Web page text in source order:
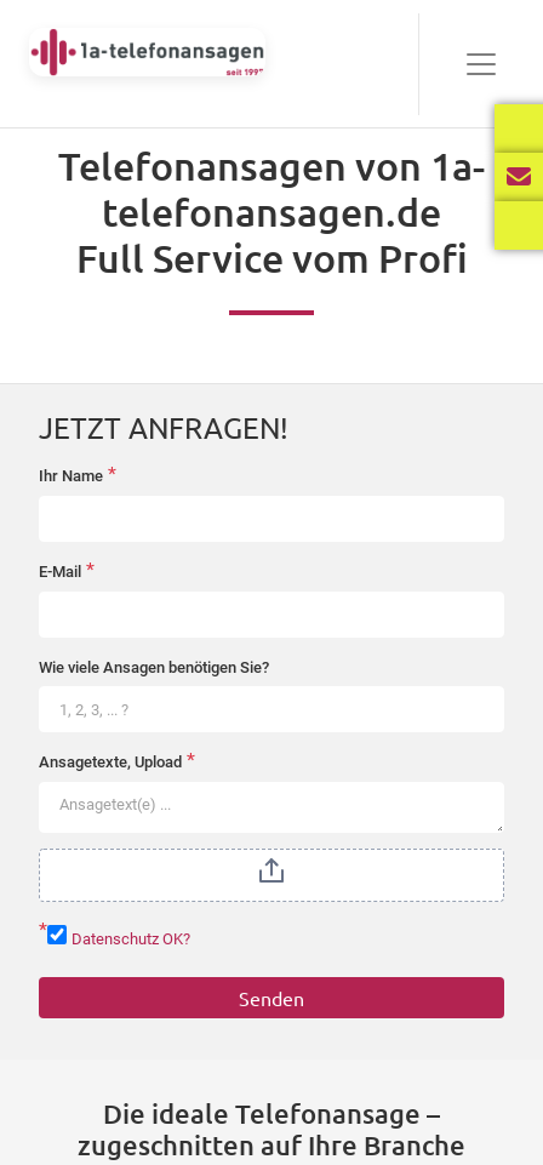
Bewährt
Player
00:00
Player
Telefonansagen von 1a-
telefonansagen.de
Full Service vom Profi
JETZT ANFRAGEN!
startseite-
Ihr Name *
E-Mail *
Wie viele Ansagen benötigen Sie?
Ansagetexte, Upload *
* Datenschutz OK?
Senden
Die ideale Telefonansage –
zugeschnitten auf Ihre Branche